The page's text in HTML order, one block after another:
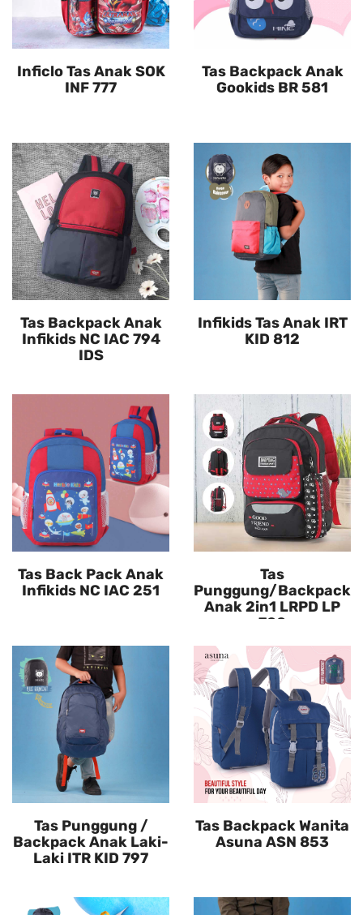
Inficlo Tas Anak SOK
INF 777
Tas Backpack Anak
Gookids BR 581
Tas Backpack Anak
Infikids NC IAC 794
IDS
Infikids Tas Anak IRT
KID 812
Tas Back Pack Anak
Infikids NC IAC 251
Tas
Punggung/Backpack
Anak 2in1 LRPD LP
700
Tas Punggung /
Backpack Anak Laki-
Laki ITR KID 797
Tas Backpack Wanita
Asuna ASN 853